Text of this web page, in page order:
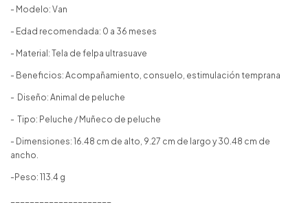
- Modelo: Van
- Edad recomendada: 0 a 36 meses
- Material: Tela de felpa ultrasuave
- Beneficios: Acompañamiento, consuelo, estimulación temprana
- Diseño: Animal de peluche
- Tipo: Peluche / Muñeco de peluche
- Dimensiones: 16.48 cm de alto, 9.27 cm de largo y 30.48 cm de
ancho.
-Peso: 113.4 g